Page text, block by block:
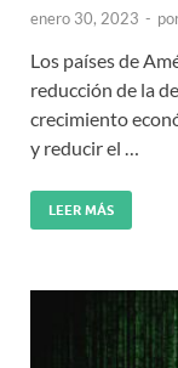
enero 30, 2023 -
Los países de
reducción de la
crecimiento
y reducir el …
LEER MÁS